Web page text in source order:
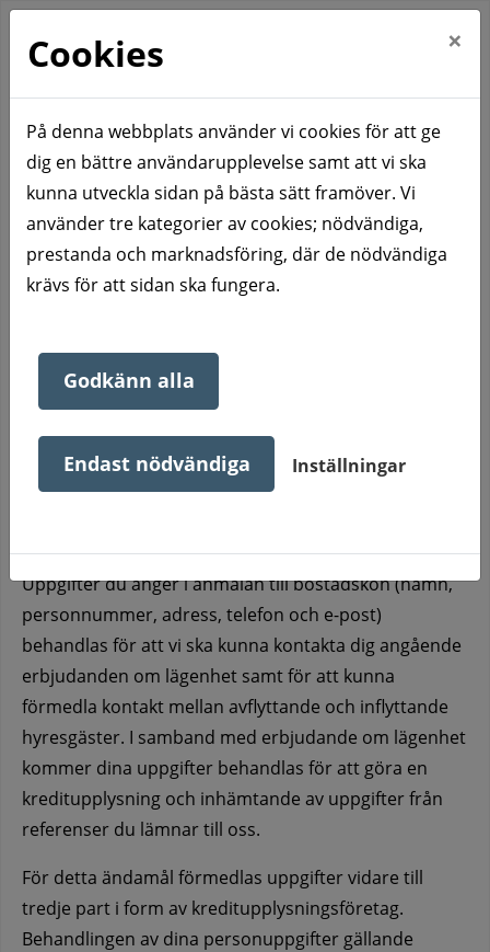
Hem Om oss Personuppgifter och dataskydd
Personuppgifter och
dataskydd
När du anmäler dig till vår bostadskö kommer dina
personuppgifter att registreras i vår kunddatabas.
Eda Bostads AB behandlar de insamlade uppgifterna
från dig för att kunna vidta de åtgärder som följer av
Uppgifter du anger i anmälan till bostadskön (namn,
personnummer, adress, telefon och e-post)
behandlas för att vi ska kunna kontakta dig angående
erbjudanden om lägenhet samt för att kunna
förmedla kontakt mellan avflyttande och inflyttande
hyresgäster. I samband med erbjudande om lägenhet
kommer dina uppgifter behandlas för att göra en
kreditupplysning och inhämtande av uppgifter från
referenser du lämnar till oss.
För detta ändamål förmedlas uppgifter vidare till
tredje part i form av kreditupplysningsföretag.
Behandlingen av dina personuppgifter gällande
Cookies ×
På denna webbplats använder vi cookies för att ge
dig en bättre användarupplevelse samt att vi ska
kunna utveckla sidan på bästa sätt framöver. Vi
använder tre kategorier av cookies; nödvändiga,
prestanda och marknadsföring, där de nödvändiga
krävs för att sidan ska fungera.
Godkänn alla
Endast nödvändiga Inställningar